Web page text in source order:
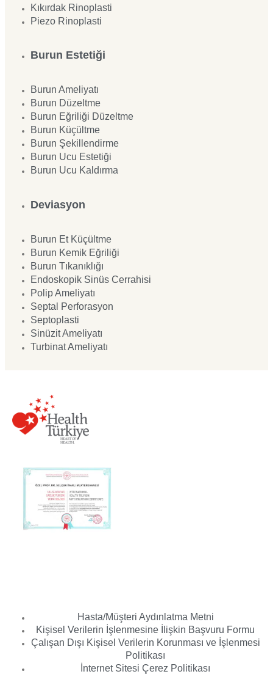
Kıkırdak Rinoplasti
Piezo Rinoplasti
Burun Estetiği
Burun Ameliyatı
Burun Düzeltme
Burun Eğriliği Düzeltme
Burun Küçültme
Burun Şekillendirme
Burun Ucu Estetiği
Burun Ucu Kaldırma
Deviasyon
Burun Et Küçültme
Burun Kemik Eğriliği
Burun Tıkanıklığı
Endoskopik Sinüs Cerrahisi
Polip Ameliyatı
Septal Perforasyon
Septoplasti
Sinüzit Ameliyatı
Turbinat Ameliyatı
Hasta/Müşteri Aydınlatma Metni
Kişisel Verilerin İşlenmesine İlişkin Başvuru Formu
Çalışan Dışı Kişisel Verilerin Korunması ve İşlenmesi
Politikası
İnternet Sitesi Çerez Politikası